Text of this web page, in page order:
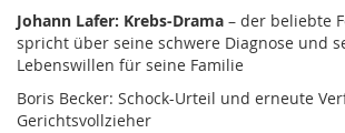
Johann Lafer: Krebs-Drama – der beliebte
spricht über seine schwere Diagnose und
Lebenswillen für seine Familie
Boris Becker: Schock-Urteil und erneute
Gerichtsvollzieher